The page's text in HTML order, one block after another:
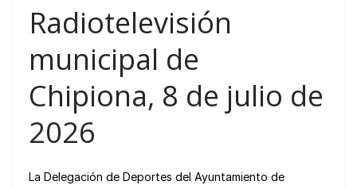
at
s
A
p
p
c
e
b
o
o
k
ail e
gr
a
m
e
s
k
y
at
m tir
Radiotelevisión
municipal de
Chipiona, 8 de julio de
2026
La Delegación de Deportes del Ayuntamiento de